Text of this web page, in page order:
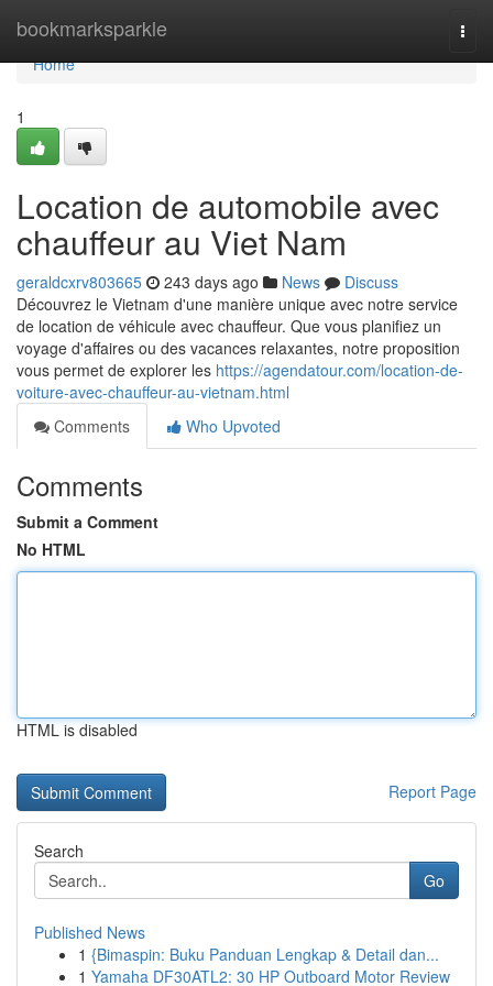
bookmarksparkle
Home
Home
1
Location de automobile avec
chauffeur au Viet Nam
geraldcxrv803665 243 days ago News
Discuss
Découvrez le Vietnam d'une manière unique avec notre service
de location de véhicule avec chauffeur. Que vous planifiez un
voyage d'affaires ou des vacances relaxantes, notre proposition
vous permet de explorer les https://agendatour.com/location-de-
voiture-avec-chauffeur-au-vietnam.html
Comments
Who Upvoted
Comments
Submit a Comment
No HTML
HTML is disabled
Report Page
Search
Go
Published News
1 {Bimaspin: Buku Panduan Lengkap & Detail dan...
1 Yamaha DF30ATL2: 30 HP Outboard Motor Review